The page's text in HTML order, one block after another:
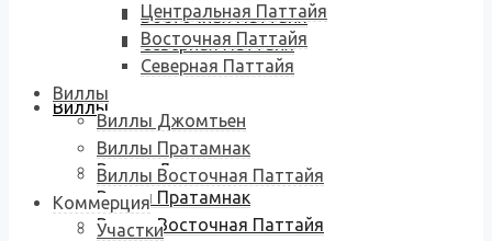
Восточная Паттайя
Северная Паттайя
Виллы
Виллы Джомтьен
Виллы Пратамнак
Виллы Восточная Паттайя
Центральная Паттайя
Восточная Паттайя
Северная Паттайя
Виллы
Виллы Джомтьен
Виллы Пратамнак
Виллы Восточная Паттайя
Коммерция
Участки